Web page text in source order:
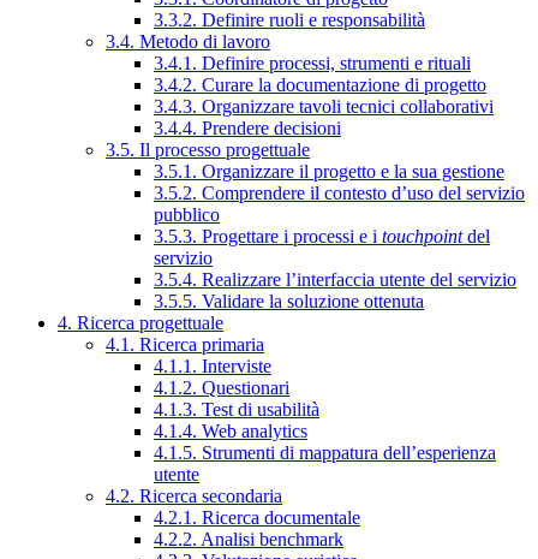
3.3.2. Definire ruoli e responsabilità
3.4. Metodo di lavoro
3.4.1. Definire processi, strumenti e rituali
3.4.2. Curare la documentazione di progetto
3.4.3. Organizzare tavoli tecnici collaborativi
3.4.4. Prendere decisioni
3.5. Il processo progettuale
3.5.1. Organizzare il progetto e la sua gestione
3.5.2. Comprendere il contesto d’uso del servizio
pubblico
3.5.3. Progettare i processi e i touchpointdel
servizio
3.5.4. Realizzare l’interfaccia utente del servizio
3.5.5. Validare la soluzione ottenuta
4. Ricerca progettuale
4.1. Ricerca primaria
4.1.1. Interviste
4.1.2. Questionari
4.1.3. Test di usabilità
4.1.4. Web analytics
4.1.5. Strumenti di mappatura dell’esperienza
utente
4.2. Ricerca secondaria
4.2.1. Ricerca documentale
4.2.2. Analisi benchmark